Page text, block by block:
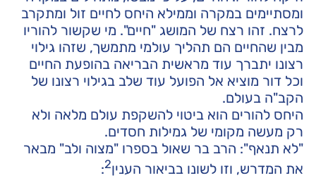
ומסתיימים במקרה וממילא היחס לחיים זול ומתקרב
לרצח. זהו רצח של המושג "חיים". מי שקשור להוריו
מבין שהחיים הם תהליך עולמי מתמשך, שזהו גילוי
רצונו יתברך עוד מראשית הבריאה בהופעת החיים
וכל דור מוציא אל הפועל עוד שלב בגילוי רצונו של
הקב"ה בעולם.
היחס להורים הוא ביטוי להשקפת עולם מלאה ולא
רק מעשה מקומי של גמילות חסדים.
"לא תנאף": הרב בר שאול בספרו "מצוה ולב" מבאר
את המדרש, וזו לשונו בביאור הענין2
: